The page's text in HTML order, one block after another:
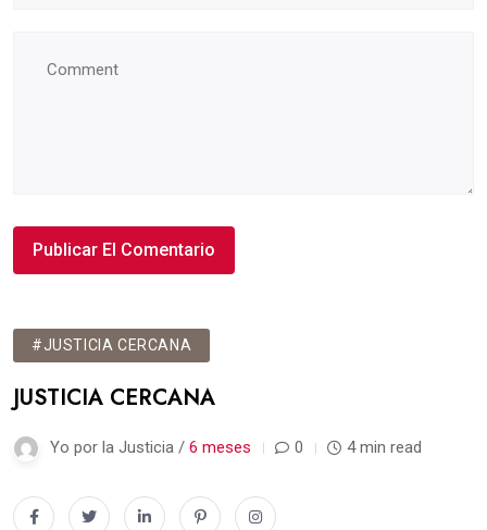
#JUSTICIA CERCANA
JUSTICIA CERCANA
Yo por la Justicia / 6 meses 0 4 min read